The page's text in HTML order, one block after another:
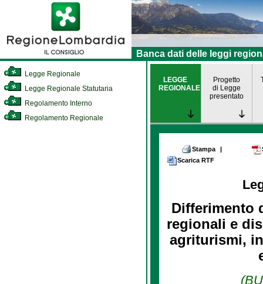
Banca dati delle leggi
Legge Regionale
Legge Regionale Statutaria
Regolamento Interno
Regolamento Regionale
LEGGE
REGIONALE
Progetto
di Legge
presentato
Stampa |
Scarica RTF
Differimento
regionali e
agriturismi,